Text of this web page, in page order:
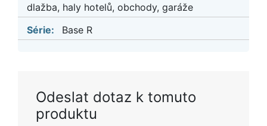
dlažba, haly hotelů, obchody, garáže
Série:
Base R
Odeslat dotaz k tomuto
produktu